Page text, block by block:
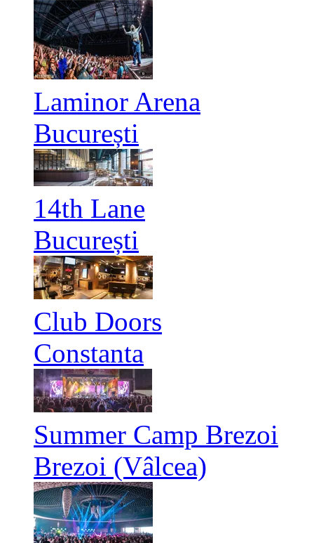
Laminor Arena
București
14th Lane
București
Club Doors
Constanta
Summer Camp Brezoi
Brezoi (Vâlcea)